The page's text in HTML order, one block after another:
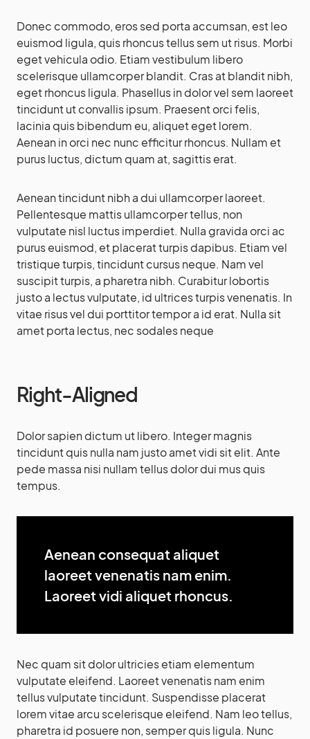
Donec commodo, eros sed porta accumsan, est leo
euismod ligula, quis rhoncus tellus sem ut risus. Morbi
eget vehicula odio. Etiam vestibulum libero
scelerisque ullamcorper blandit. Cras at blandit nibh,
eget rhoncus ligula. Phasellus in dolor vel sem laoreet
tincidunt ut convallis ipsum. Praesent orci felis,
lacinia quis bibendum eu, aliquet eget lorem.
Aenean in orci nec nunc efficitur rhoncus. Nullam et
purus luctus, dictum quam at, sagittis erat.
Aenean tincidunt nibh a dui ullamcorper laoreet.
Pellentesque mattis ullamcorper tellus, non
vulputate nisl luctus imperdiet. Nulla gravida orci ac
purus euismod, et placerat turpis dapibus. Etiam vel
tristique turpis, tincidunt cursus neque. Nam vel
suscipit turpis, a pharetra nibh. Curabitur lobortis
justo a lectus vulputate, id ultrices turpis venenatis. In
vitae risus vel dui porttitor tempor a id erat. Nulla sit
amet porta lectus, nec sodales neque
Right-Aligned
Dolor sapien dictum ut libero. Integer magnis
tincidunt quis nulla nam justo amet vidi sit elit. Ante
pede massa nisi nullam tellus dolor dui mus quis
tempus.
Aenean consequat aliquet
laoreet venenatis nam enim.
Laoreet vidi aliquet rhoncus.
Nec quam sit dolor ultricies etiam elementum
vulputate eleifend. Laoreet venenatis nam enim
tellus vulputate tincidunt. Suspendisse placerat
lorem vitae arcu scelerisque eleifend. Nam leo tellus,
pharetra id posuere non, semper quis ligula. Nunc